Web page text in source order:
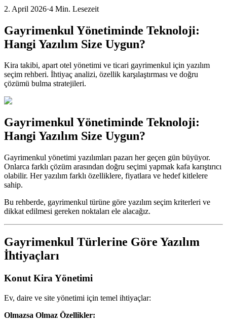
2. April 2026·4 Min. Lesezeit
Gayrimenkul Yönetiminde Teknoloji:
Hangi Yazılım Size Uygun?
Kira takibi, apart otel yönetimi ve ticari gayrimenkul için yazılım
seçim rehberi. İhtiyaç analizi, özellik karşılaştırması ve doğru
çözümü bulma stratejileri.
Gayrimenkul Yönetiminde Teknoloji:
Hangi Yazılım Size Uygun?
Gayrimenkul yönetimi yazılımları pazarı her geçen gün büyüyor.
Onlarca farklı çözüm arasından doğru seçimi yapmak kafa karıştırıcı
olabilir. Her yazılım farklı özelliklere, fiyatlara ve hedef kitlelere
sahip.
Bu rehberde, gayrimenkul türüne göre yazılım seçim kriterleri ve
dikkat edilmesi gereken noktaları ele alacağız.
Gayrimenkul Türlerine Göre Yazılım
İhtiyaçları
Konut Kira Yönetimi
Ev, daire ve site yönetimi için temel ihtiyaçlar:
Olmazsa Olmaz Özellikler: